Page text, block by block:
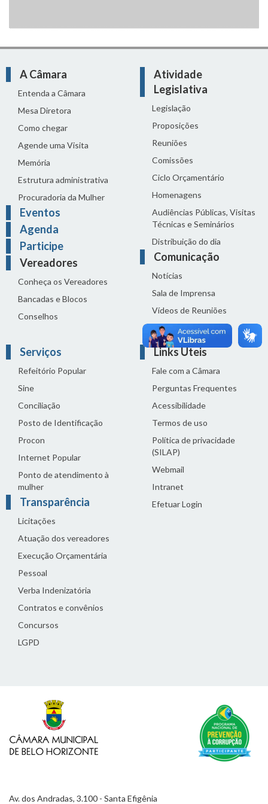
A Câmara
Entenda a Câmara
Mesa Diretora
Como chegar
Agende uma Visita
Memória
Estrutura administrativa
Procuradoria da Mulher
Eventos
Agenda
Participe
Vereadores
Conheça os Vereadores
Bancadas e Blocos
Conselhos
Atividade
Legislativa
Legislação
Proposições
Reuniões
Comissões
Ciclo Orçamentário
Homenagens
Audiências Públicas, Visitas
Técnicas e Seminários
Distribuição do dia
Comunicação
Notícias
Sala de Imprensa
Vídeos de Reuniões
Solenidades
Serviços
Refeitório Popular
Sine
Conciliação
Posto de Identificação
Procon
Internet Popular
Ponto de atendimento à
mulher
Transparência
Licitações
Atuação dos vereadores
Execução Orçamentária
Pessoal
Verba Indenizatória
Contratos e convênios
Concursos
LGPD
Links Úteis
Fale com a Câmara
Perguntas Frequentes
Acessibilidade
Termos de uso
Política de privacidade
(SILAP)
Webmail
Intranet
Efetuar Login
Av. dos Andradas, 3.100 - Santa Efigênia